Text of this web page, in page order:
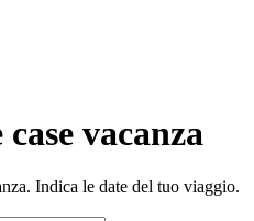
vacanza
Indica le date del tuo viaggio.